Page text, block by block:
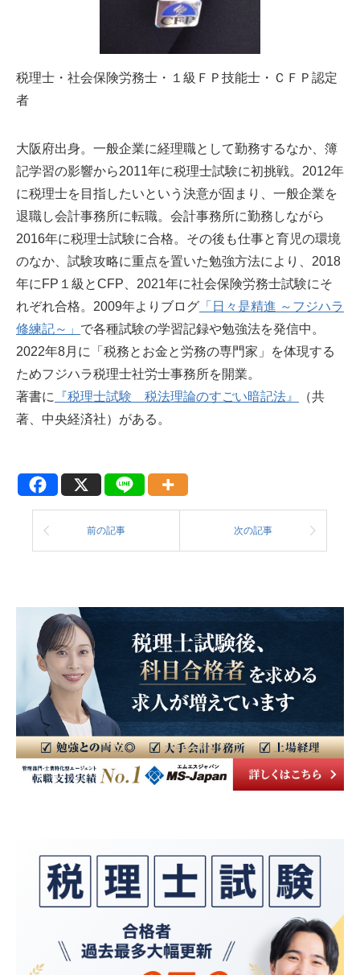
税理士・社会保険労務士・１級ＦＰ技能士・ＣＦＰ認定
者
大阪府出身。一般企業に経理職として勤務するなか、簿
記学習の影響から2011年に税理士試験に初挑戦。2012年
に税理士を目指したいという決意が固まり、一般企業を
退職し会計事務所に転職。会計事務所に勤務しながら
2016年に税理士試験に合格。その後も仕事と育児の環境
のなか、試験攻略に重点を置いた勉強方法により、2018
年にFP１級とCFP、2021年に社会保険労務士試験にそ
れぞれ合格。2009年よりブログ 「日々是精進 ～フジハラ
修練記～」 で各種試験の学習記録や勉強法を発信中。
2022年8月に「税務とお金と労務の専門家」を体現する
ためフジハラ税理士社労士事務所を開業。
著書に
『税理士試験 税法理論のすごい暗記法』
（共
著、中央経済社）がある。
前の記事 次の記事